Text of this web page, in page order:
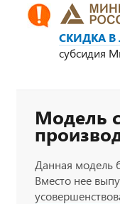
СКИДКА В
субсидия
Модель
Данная модель
Вместо нее